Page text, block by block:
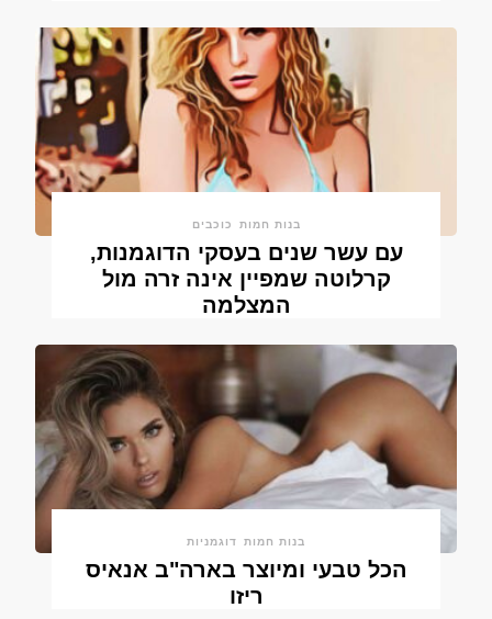
בנות חמות כוכבים
עם עשר שנים בעסקי הדוגמנות,
קרלוטה שמפיין אינה זרה מול
המצלמה
בנות חמות דוגמניות
הכל טבעי ומיוצר בארה"ב אנאיס
ריזו